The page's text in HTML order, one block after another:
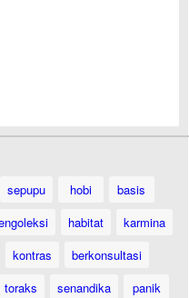
sepupu hobi
basis
habitat
karmina
kontras
berkonsultasi
toraks senandika
panik